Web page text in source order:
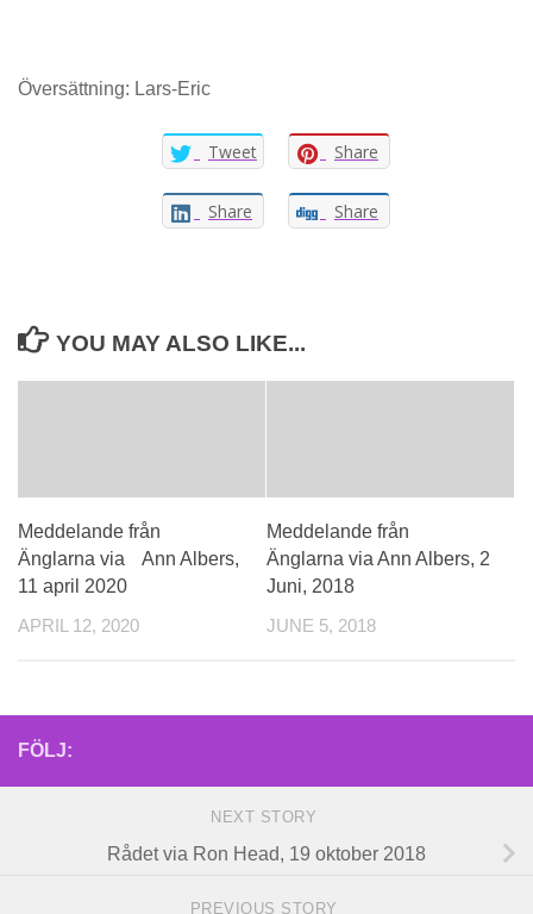
Översättning: Lars-Eric
Tweet Share
Share Share
YOU MAY ALSO LIKE...
Meddelande från
Änglarna via Ann Albers,
11 april 2020
APRIL 12, 2020
Meddelande från
Änglarna via Ann Albers, 2
Juni, 2018
JUNE 5, 2018
FÖLJ:
NEXT STORY
Rådet via Ron Head, 19 oktober 2018
PREVIOUS STORY